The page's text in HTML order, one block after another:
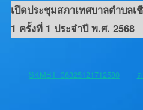
เปิดประชุมสภาเทศบาลตำบล
1 ครั้งที่ 1 ประจำปี พ.ศ. 2568
SKMBT_36325121712580